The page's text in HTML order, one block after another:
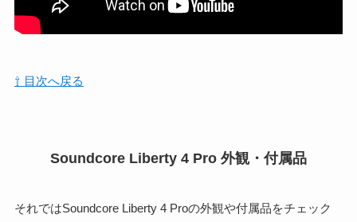
⇧ 目次へ戻る
Soundcore Liberty 4 Pro 外観・付属品
それではSoundcore Liberty 4 Proの外観や付属品をチェック